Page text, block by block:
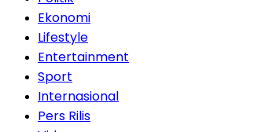
Ekonomi
Lifestyle
Entertainment
Sport
Internasional
Pers Rilis